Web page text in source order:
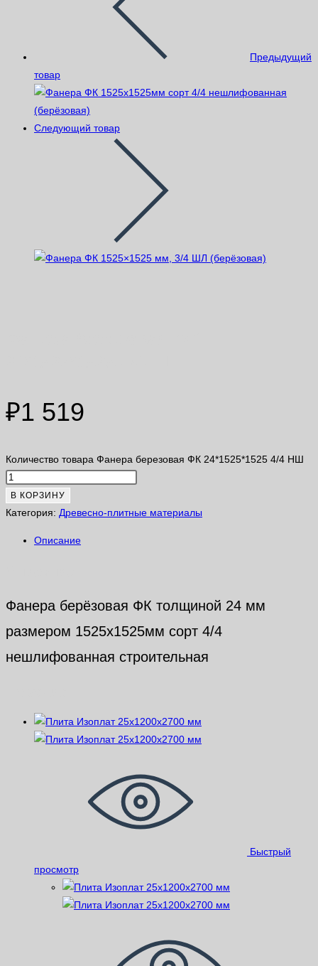
Предыдущий
товар
Следующий товар
₽1 519
Количество товара Фанера березовая ФК 24*1525*1525 4/4 НШ
В КОРЗИНУ
Категория: Древесно-плитные материалы
Описание
Фанера берёзовая ФК толщиной 24 мм
размером 1525х1525мм сорт 4/4
нешлифованная строительная
Быстрый
просмотр